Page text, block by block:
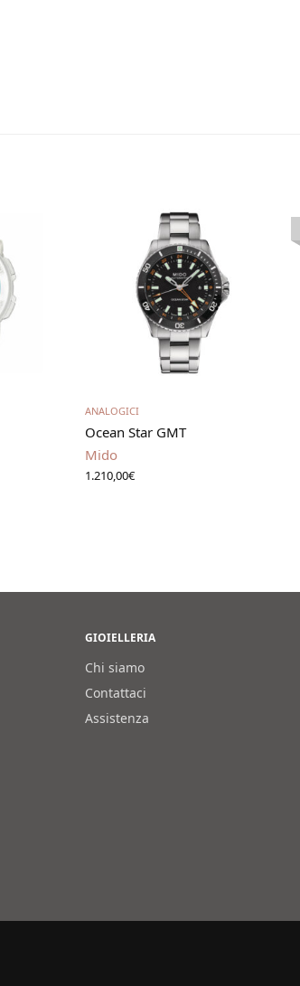
Aggiungi al carrello
ANALOGICI
Ocean Star GMT
Mido
1.210,00€
GIOIELLERIA
Chi siamo
Contattaci
Assistenza